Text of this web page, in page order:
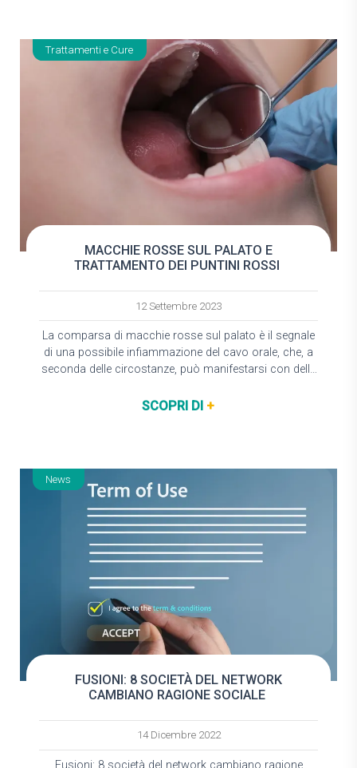
Trattamenti e Cure
MACCHIE ROSSE SUL PALATO E
TRATTAMENTO DEI PUNTINI ROSSI
12 Settembre 2023
La comparsa di macchie rosse sul palato è il segnale
di una possibile infiammazione del cavo orale, che, a
seconda delle circostanze, può manifestarsi con delle
SCOPRI DI +
News
FUSIONI: 8 SOCIETÀ DEL NETWORK
CAMBIANO RAGIONE SOCIALE
14 Dicembre 2022
Fusioni: 8 società del network cambiano ragione